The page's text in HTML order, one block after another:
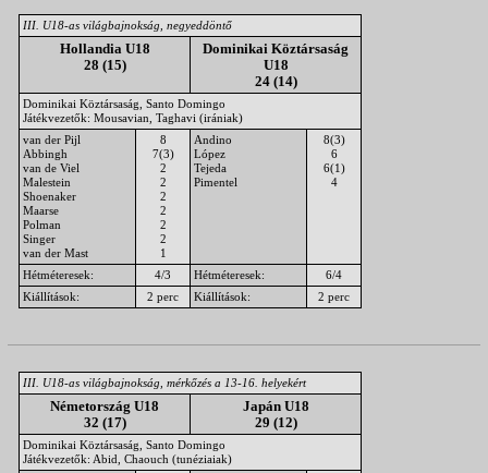
III. U18-as világbajnokság, negyeddöntő
Hollandia U18
28 (15)
Dominikai Köztársaság
U18
24 (14)
Dominikai Köztársaság, Santo Domingo
Játékvezetők: Mousavian, Taghavi (irániak)
van der Pijl
Abbingh
van de Viel
Malestein
Shoenaker
Maarse
Polman
Singer
van der Mast
8
7(3)
2
2
2
2
2
2
1
Andino
López
Tejeda
Pimentel
8(3)
6
6(1)
4
Hétméteresek: 4/3 Hétméteresek:
6/4
Kiállítások:
2 perc Kiállítások: 2 perc
III. U18-as világbajnokság, mérkőzés a 13-16. helyekért
Németország U18
32 (17)
Japán U18
29 (12)
Dominikai Köztársaság, Santo Domingo
Játékvezetők: Abid, Chaouch (tunéziaiak)